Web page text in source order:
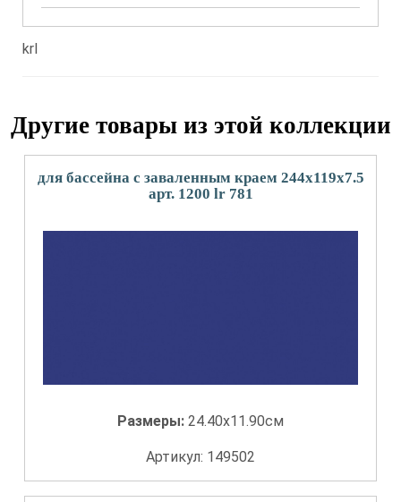
krl
Другие товары из этой коллекции
для бассейна с заваленным краем 244x119x7.5
арт. 1200 lr 781
Размеры: 24.40x11.90см
Артикул: 149502